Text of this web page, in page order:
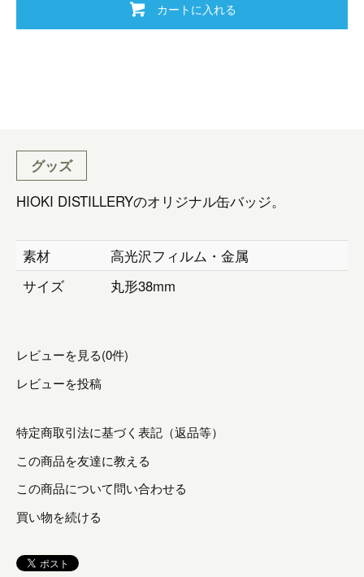
カートに入れる
グッズ
HIOKI DISTILLERYのオリジナル缶バッジ。
素材
高光沢フィルム・金属
サイズ
丸形38mm
レビューを見る(0件)
レビューを投稿
特定商取引法に基づく表記（返品等）
この商品を友達に教える
この商品について問い合わせる
買い物を続ける